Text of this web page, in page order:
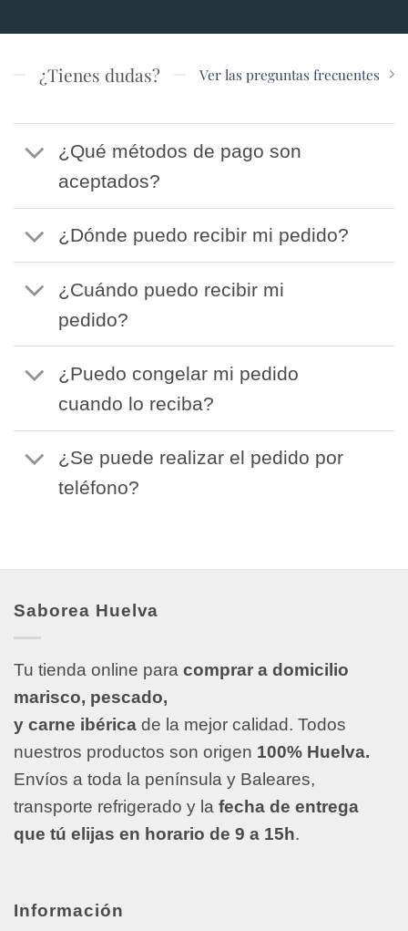
¿Tienes dudas? Ver las preguntas frecuentes
¿Qué métodos de pago son
aceptados?
¿Dónde puedo recibir mi pedido?
¿Cuándo puedo recibir mi
pedido?
¿Puedo congelar mi pedido
cuando lo reciba?
¿Se puede realizar el pedido por
teléfono?
Saborea Huelva
Tu tienda online para comprar a domicilio
marisco, pescado,
y carne ibérica de la mejor calidad. Todos
nuestros productos son origen 100% Huelva.
Envíos a toda la península y Baleares,
transporte refrigerado y la fecha de entrega
que tú elijas en horario de 9 a 15h.
Información